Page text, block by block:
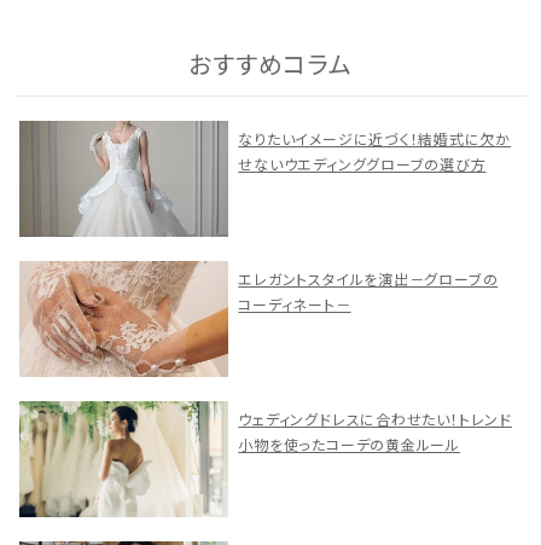
おすすめコラム
なりたいイメージに近づく！結婚式に欠か
せないウエディンググローブの選び方
エレガントスタイルを演出－グローブの
コーディネート－
ウェディングドレスに合わせたい！トレンド
小物を使ったコーデの黄金ルール